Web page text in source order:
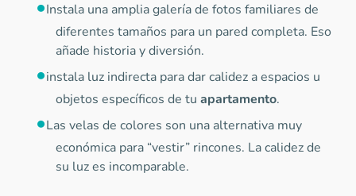
Instala una amplia galería de fotos familiares de
diferentes tamaños para un pared completa. Eso
añade historia y diversión.
instala luz indirecta para dar calidez a espacios u
objetos específicos de tu apartamento.
Las velas de colores son una alternativa muy
económica para “vestir” rincones. La calidez de
su luz es incomparable.